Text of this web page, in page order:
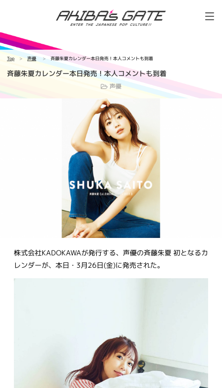
Top 声優 斉藤朱夏カレンダー本日発売！本人コメントも到着
斉藤朱夏カレンダー本日発売！本人コメントも到着
声優
株式会社KADOKAWAが発行する、声優の斉藤朱夏 初となるカ
レンダーが、本日・3月26日(金)に発売された。